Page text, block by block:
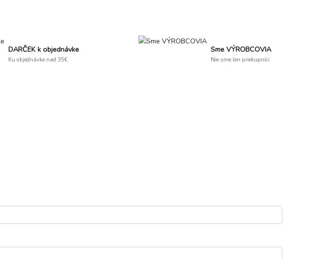
DARČEK k objednávke
Ku objednávke nad 35€
Sme VÝROBCOVIA
Nie sme len priekupníci